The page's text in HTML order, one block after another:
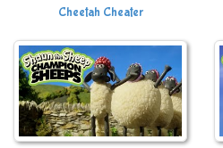
Cheetah Cheater